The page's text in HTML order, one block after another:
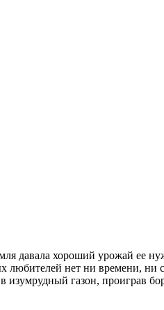
давала хороший урожай ее
любителей нет ни времени, ни
газон, проиграв